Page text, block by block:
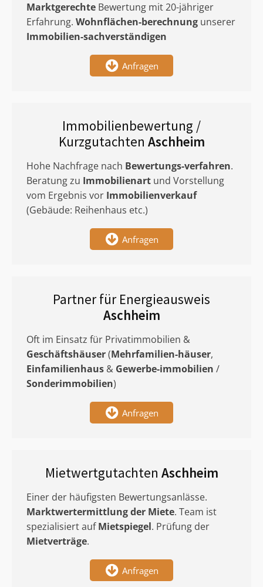
Marktgerechte Bewertung mit 20-jähriger
Erfahrung. Wohnflächen-berechnung unserer
Immobilien-sachverständigen
Anfragen
Immobilienbewertung /
Kurzgutachten Aschheim
Hohe Nachfrage nach Bewertungs-verfahren.
Beratung zu Immobilienart und Vorstellung
vom Ergebnis vor Immobilienverkauf
(Gebäude: Reihenhaus etc.)
Anfragen
Partner für Energieausweis
Aschheim
Oft im Einsatz für Privatimmobilien &
Geschäftshäuser(Mehrfamilien-häuser,
Einfamilienhaus & Gewerbe-immobilien /
Sonderimmobilien)
Anfragen
Mietwertgutachten Aschheim
Einer der häufigsten Bewertungsanlässe.
Marktwertermittlungder Miete. Team ist
spezialisiert aufMietspiegel. Prüfung der
Mietverträge.
Anfragen